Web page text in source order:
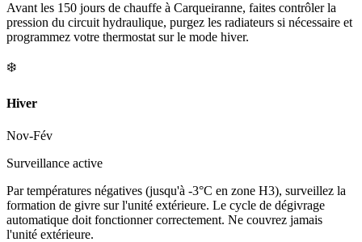
Avant les 150 jours de chauffe à Carqueiranne, faites contrôler la
pression du circuit hydraulique, purgez les radiateurs si nécessaire et
programmez votre thermostat sur le mode hiver.
❄️
Hiver
Nov-Fév
Surveillance active
Par températures négatives (jusqu'à -3°C en zone H3), surveillez la
formation de givre sur l'unité extérieure. Le cycle de dégivrage
automatique doit fonctionner correctement. Ne couvrez jamais
l'unité extérieure.